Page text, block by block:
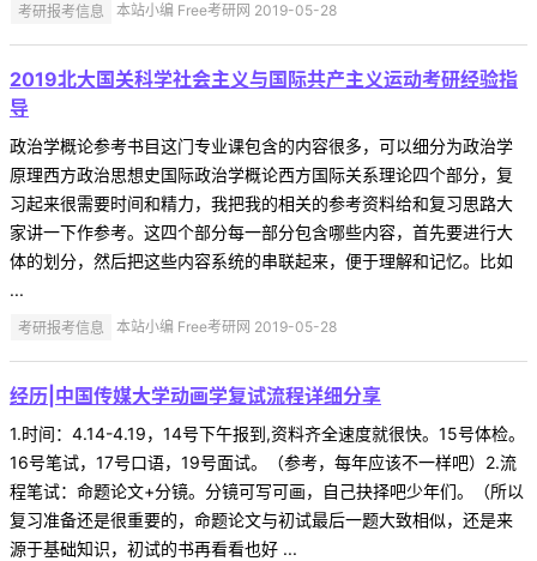
考研报考信息 本站小编 Free考研网 2019-05-28
2019北大国关科学社会主义与国际共产主义运动考研经验指
导
政治学概论参考书目这门专业课包含的内容很多，可以细分为政治学
原理西方政治思想史国际政治学概论西方国际关系理论四个部分，复
习起来很需要时间和精力，我把我的相关的参考资料给和复习思路大
家讲一下作参考。这四个部分每一部分包含哪些内容，首先要进行大
体的划分，然后把这些内容系统的串联起来，便于理解和记忆。比如
...
考研报考信息 本站小编 Free考研网 2019-05-28
经历|中国传媒大学动画学复试流程详细分享
1.时间：4.14-4.19，14号下午报到,资料齐全速度就很快。15号体检。
16号笔试，17号口语，19号面试。（参考，每年应该不一样吧）2.流
程笔试：命题论文+分镜。分镜可写可画，自己抉择吧少年们。（所以
复习准备还是很重要的，命题论文与初试最后一题大致相似，还是来
源于基础知识，初试的书再看看也好 ...